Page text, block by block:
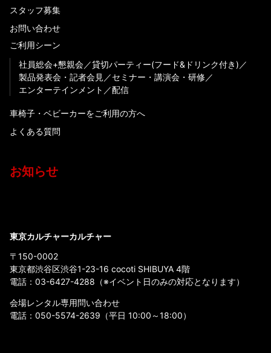
スタッフ募集
お問い合わせ
ご利用シーン
社員総会+懇親会
貸切パーティー(フード&ドリンク付き)
製品発表会・記者会見
セミナー・講演会・研修
エンターテインメント
配信
車椅子・ベビーカーをご利用の方へ
よくある質問
お知らせ
東京カルチャーカルチャー
〒150-0002
東京都渋谷区渋谷1-23-16 cocoti SHIBUYA 4階
電話： 03-6427-4288 （※イベント日のみの対応となります）
会場レンタル専用問い合わせ
電話： 050-5574-2639 （平日 10:00～18:00）